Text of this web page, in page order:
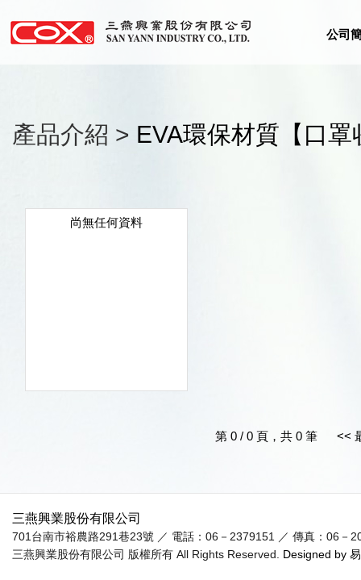
公司
產品介紹 > EVA環保材質【口罩
尚無任何資料
第 0 / 0 頁，共 0 筆 <<
三燕興業股份有限公司
701台南市裕農路291巷23號 ／ 電話：06－2379151 ／ 傳真：06
三燕興業股份有限公司 版權所有 All Rights Reserved.
Designed by